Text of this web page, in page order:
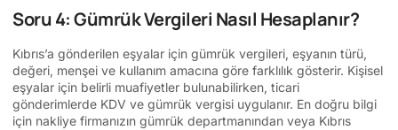
Soru 4: Gümrük Vergileri Nasıl Hesaplanır?
Kıbrıs’a gönderilen eşyalar için gümrük vergileri, eşyanın türü,
değeri, menşei ve kullanım amacına göre farklılık gösterir. Kişisel
eşyalar için belirli muafiyetler bulunabilirken, ticari
gönderimlerde KDV ve gümrük vergisi uygulanır. En doğru bilgi
için nakliye firmanızın gümrük departmanından veya Kıbrıs